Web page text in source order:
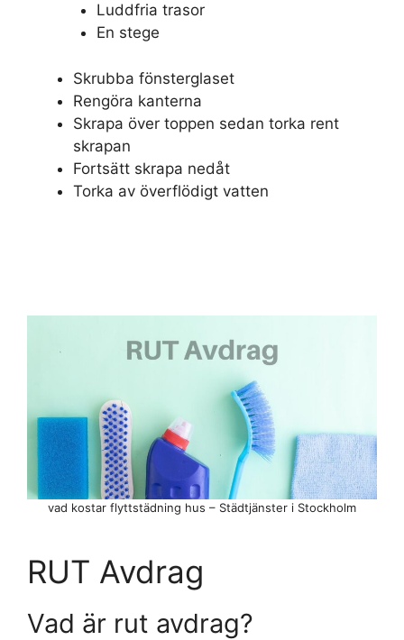
Luddfria trasor
En stege
Skrubba fönsterglaset
Rengöra kanterna
Skrapa över toppen sedan torka rent
skrapan
Fortsätt skrapa nedåt
Torka av överflödigt vatten
RUT Avdrag
Vad är rut avdrag?
vad kostar flyttstädning hus – Städtjänster i Stockholm